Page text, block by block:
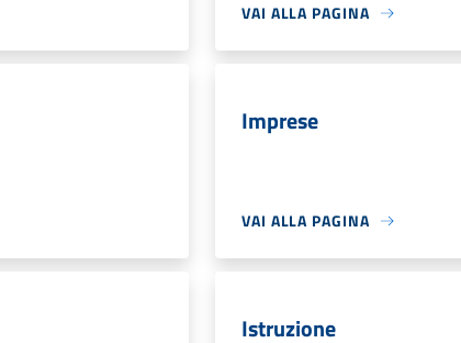
VAI ALLA PAGINA
Imprese
VAI ALLA PAGINA
Istruzione